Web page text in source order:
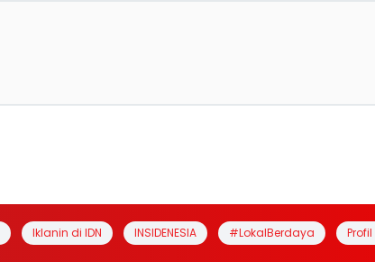
Iklanin di IDN INSIDENESIA #LokalBerdaya